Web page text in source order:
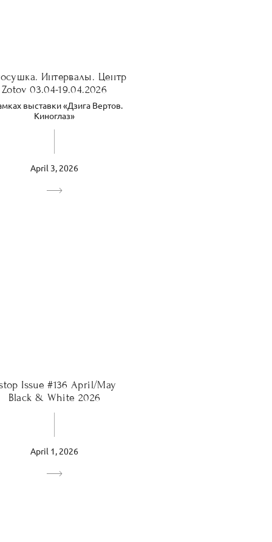
Интервалы. Центр
Zotov 03.04-19.04.2026
выставки «Дзига Вертов.
Киноглаз»
April 3, 2026
Issue #136 April/May
Black & White 2026
April 1, 2026